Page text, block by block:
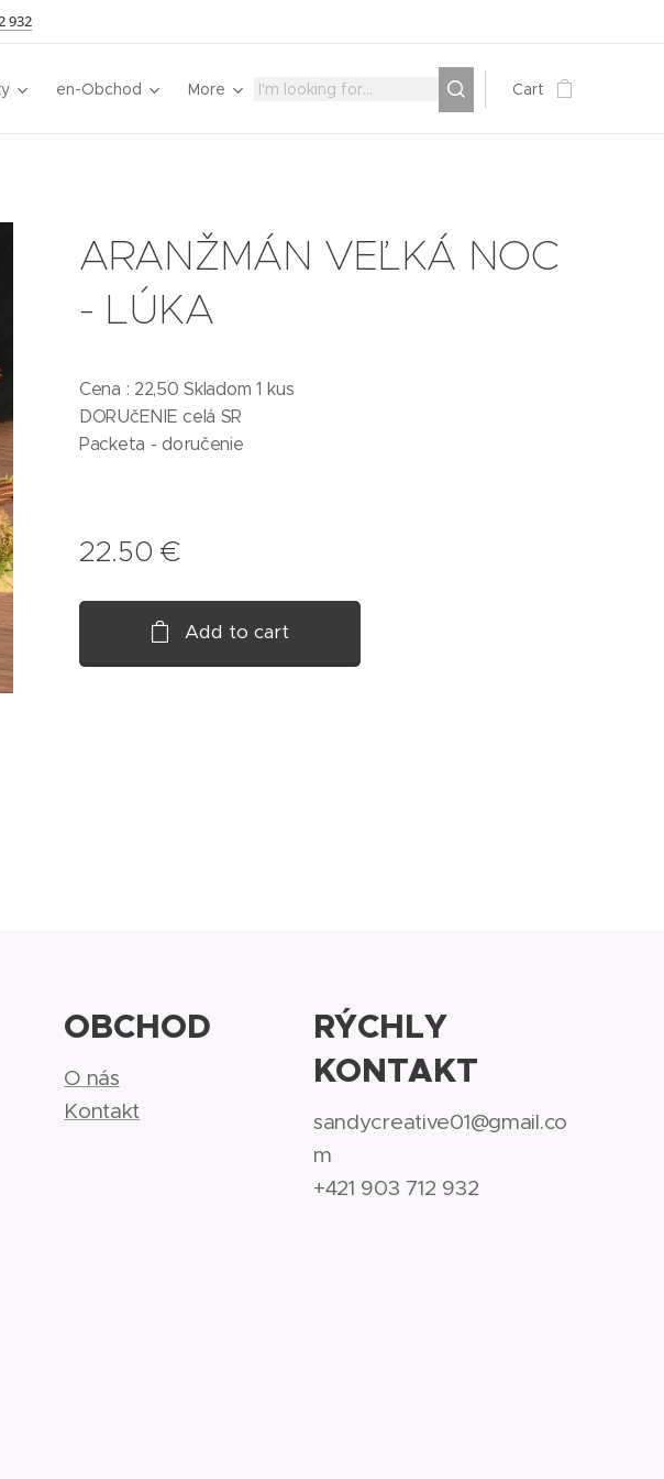
932
en-Obchod More Cart
ARANŽMÁN VEĽKÁ NOC
- LÚKA
Cena : 22,50 Skladom 1 kus
DORUčENIE celá SR
Packeta - doručenie
22.50 €
Add to cart
OBCHOD
O nás
Kontakt
RÝCHLY
KONTAKT
sandycreative01@gmail.co
m
+421 903 712 932